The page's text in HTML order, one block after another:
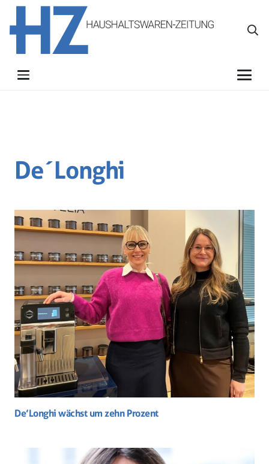
De´Longhi
De’Longhi wächst um zehn Prozent